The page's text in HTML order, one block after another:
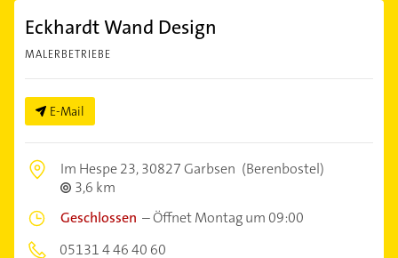
Eckhardt Wand Design
MALERBETRIEBE
E-Mail
Im Hespe 23,30827 Garbsen (Berenbostel)
3,6 km
Geschlossen –Öffnet Montag um 09:00
05131 4 46 40 60